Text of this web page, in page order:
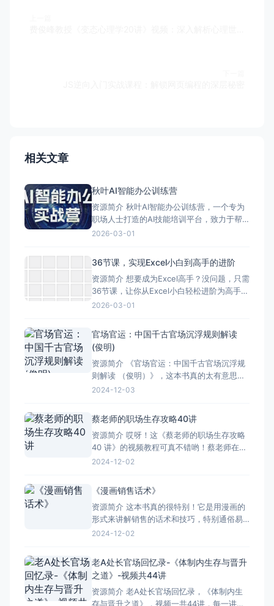
相关文章
秋叶AI智能办公训练营
资源简介 秋叶AI智能办公训练营，一个专为
职场人士打造的AI技能培训平台，致力于帮
助学员掌握前沿的AI技术，从而提升工作效
效的学习方式。 ### 课程内容 - **AI对话
技巧**：教授如何与AI工具进行有效沟
2026-03-01
36节课，实现Excel小白到高手的进阶
资源简介 想要成为Excel高手？没问题，只需
36节课，让你从Excel小白轻松进阶为高手！
这可不是吹牛，而是实实在在能达到的目
操作，如何设置格式，如何进行数据处理。
然后，课程会深入到更高级的功能，比如数
据透
2026-03-01
官场官运：中国千古官场沉浮规则解读
(俊明)
资源简介 《官场官运：中国千古官场沉浮规
则解读 （俊明）》，这本书真的太有意思
啦！它把中国古代官场那些复杂而又微妙的
些因素会影响他们的仕途。从皇帝的喜好，
到权臣的争斗，再到官场的潜规则，都讲得
头头是道。 而且
2024-12-03
蔡老师的职场生存攻略40讲
资源简介 哎呀！这《蔡老师的职场生存攻略
40 讲》的视频教程可真不错哟！蔡老师在视
频里把职场的那些事儿讲得头头是道。 对于
都围绕着职场生存的要点展开。从怎么跟同
事友好相处，到如何巧妙应对领导布置的任
务，再到怎
2024-12-02
《漫画销售话术》
资源简介 这本书真的很特别！它是用漫画的
形式来讲解销售的话术和技巧，特别通俗易
懂。您看这书的画风，生动有趣，人物形象
展现出来，比如怎么开场，怎么跟客户建立
信任，怎么应对客户的拒绝等等。而且，书
中的对话特别接地气，就像是平常
2024-12-02
老A处长官场回忆录-《体制内生存与晋升
之道》-视频共44讲
资源简介 老A处长官场回忆录，《体制内生
存与晋升之道》，视频一共44讲，每一讲都